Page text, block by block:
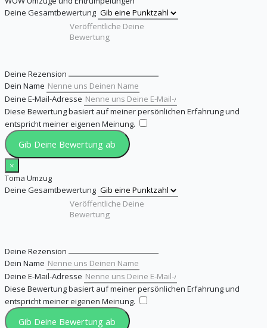
Deine Gesamtbewertung
Deine Rezension
Dein Name
Deine E-Mail-Adresse
Diese Bewertung basiert auf meiner persönlichen Erfahrung und
entspricht meiner eigenen Meinung.
Gib Deine Bewertung ab
×
Toma Umzug
Deine Gesamtbewertung
Deine Rezension
Dein Name
Deine E-Mail-Adresse
Diese Bewertung basiert auf meiner persönlichen Erfahrung und
entspricht meiner eigenen Meinung.
Gib Deine Bewertung ab